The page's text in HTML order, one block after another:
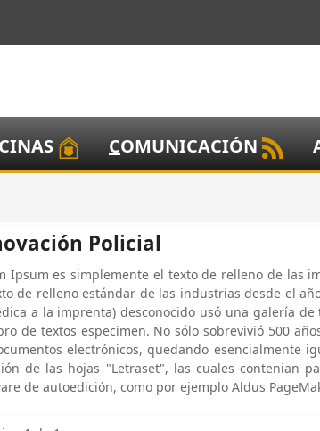
COMUNICACIÓN
Policial
Ipsum es simplemente el texto de relleno de las
de relleno estándar de las industrias desde el
a la imprenta) desconocido usó una galería
de textos especimen. No sólo sobrevivió 500
electrónicos, quedando esencialmente
de las hojas "Letraset", las cuales contenian
de autoedición, como por ejemplo Aldus